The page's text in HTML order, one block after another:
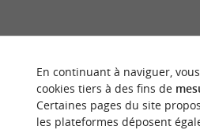
NOUS AVONS
En continuant à naviguer,
cookies tiers à des fins de
Certaines pages du site
les plateformes déposent